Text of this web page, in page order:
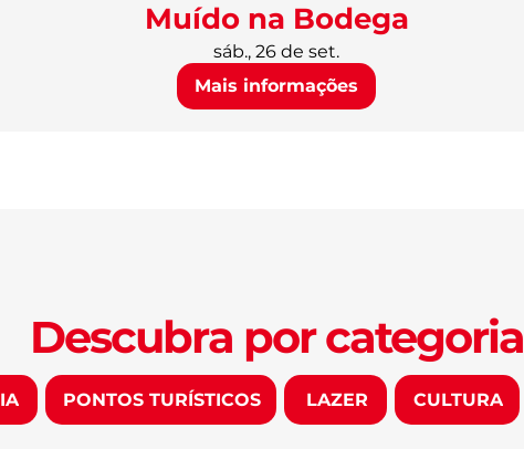
Muído na Bodega
sáb., 26 de set.
Mais informações
Descubra por categoria
PONTOS TURÍSTICOS LAZER CULTURA